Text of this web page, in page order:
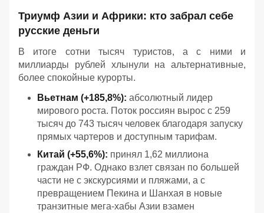
Триумф Азии и Африки: кто забрал себе
русские деньги
В итоге сотни тысяч туристов, а с ними и
миллиарды рублей хлынули на альтернативные,
более спокойные курорты.
Вьетнам (+185,8%): абсолютный лидер
мирового роста. Поток россиян вырос с 259
тысяч до 743 тысяч человек благодаря запуску
прямых чартеров и доступным тарифам.
Китай (+55,6%): принял 1,62 миллиона
граждан РФ. Однако взлет связан по большей
части не с экскурсиями и пляжами, а с
превращением Пекина и Шанхая в новые
транзитные мега-хабы Азии взамен